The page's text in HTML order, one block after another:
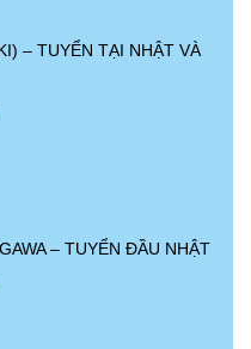
– TUYỂN TẠI NHẬT VÀ
– TUYỂN ĐẦU NHẬT